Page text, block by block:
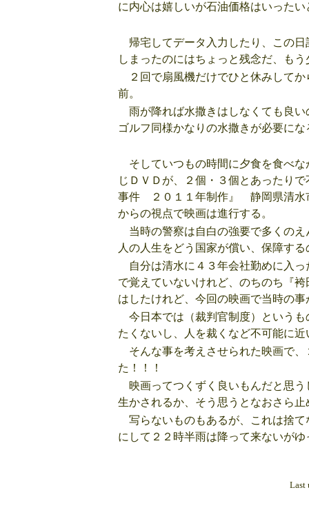
に内心は嬉しいが石油価格はいった
帰宅してデータ入力したり、この日
しまったのにはちょっと残念だ、も
２回で扇風機だけでひと休みしてか
前。
雨が降れば水撒きはしなくても良い
ゴルフ同様かなりの水撒きが必要に
そしていつもの時間に夕食を食べな
じＤＶＤが、２個・３個とあったり
事件 ２０１１年制作』 静岡県清水
からの視点で映画は進行する。
当時の警察は自白の強要で多くのえ
人の人生をどう国家が償い、保障する
自分は清水に４３年会社勤めに入っ
で覚えていないけれど、のちのち『
はしたけれど、今回の映画で当時の
今日本では（裁判官制度）というも
たくないし、人を裁くなど不可能に
そんな事を考えさせられた映画で、
た！！！
映画ってつくずく良いもんだと思う
生かされるか、そう思うとなおさら
写らないものもあるが、これは捨て
にして２２時半雨は降って来ないが
Last